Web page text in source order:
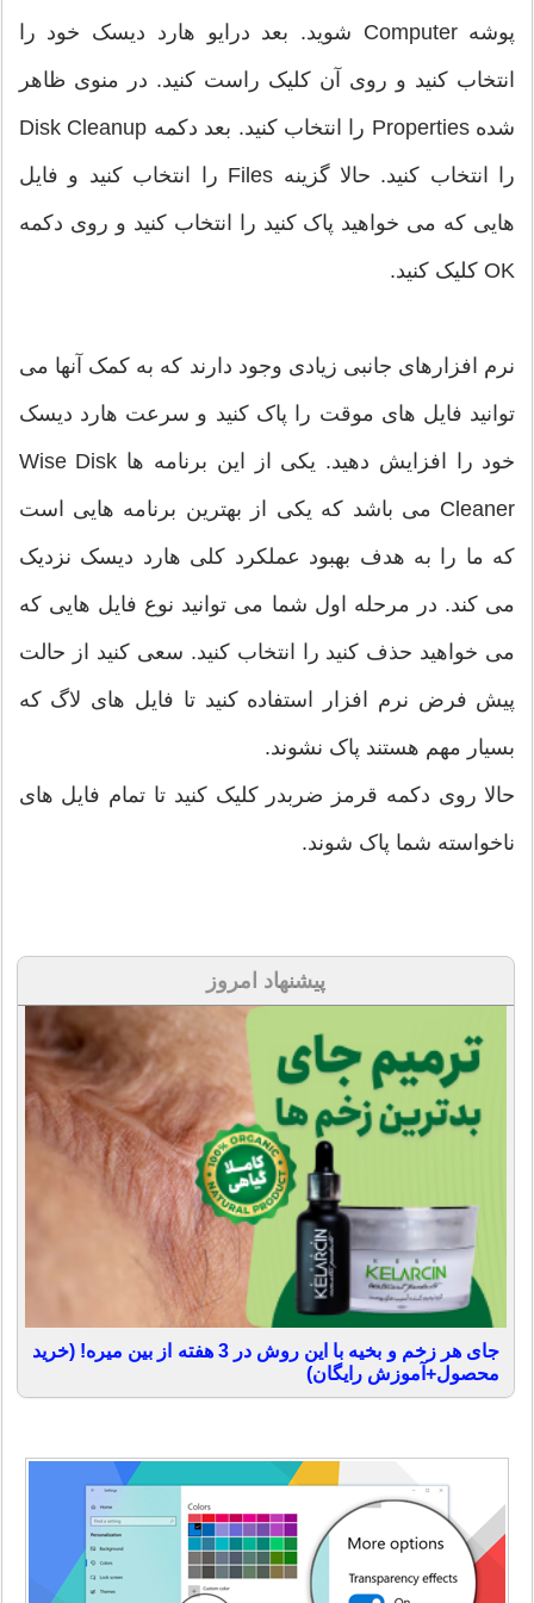
پوشه Computer شوید. بعد درایو هارد دیسک خود را
انتخاب کنید و روی آن کلیک راست کنید. در منوی ظاهر
شده Properties را انتخاب کنید. بعد دکمه Disk Cleanup
را انتخاب کنید. حالا گزینه Files را انتخاب کنید و فایل
هایی که می خواهید پاک کنید را انتخاب کنید و روی دکمه
OK کلیک کنید.
نرم افزارهای جانبی زیادی وجود دارند که به کمک آنها می
توانید فایل های موقت را پاک کنید و سرعت هارد دیسک
خود را افزایش دهید. یکی از این برنامه ها Wise Disk
Cleaner می باشد که یکی از بهترین برنامه هایی است
که ما را به هدف بهبود عملکرد کلی هارد دیسک نزدیک
می کند. در مرحله اول شما می توانید نوع فایل هایی که
می خواهید حذف کنید را انتخاب کنید. سعی کنید از حالت
پیش فرض نرم افزار استفاده کنید تا فایل های لاگ که
بسیار مهم هستند پاک نشوند.
حالا روی دکمه قرمز ضربدر کلیک کنید تا تمام فایل های
ناخواسته شما پاک شوند.
پیشنهاد امروز
جای هر زخم و بخیه با این روش در 3 هفته از بین میره! (خرید
محصول+آموزش رایگان)